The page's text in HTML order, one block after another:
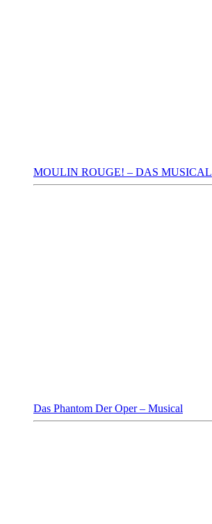
MOULIN ROUGE! – DAS MUSICAL
Das Phantom Der Oper – Musical